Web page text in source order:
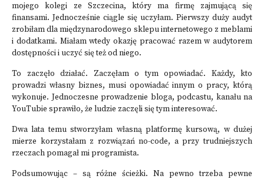
mojego kolegi ze Szczecina, który ma firmę zajmującą się
finansami. Jednocześnie ciągle się uczyłam. Pierwszy duży audyt
zrobiłam dla międzynarodowego sklepu internetowego z meblami
i dodatkami. Miałam wtedy okazję pracować razem w audytorem
dostępności i uczyć się też od niego.
To zaczęło działać. Zaczęłam o tym opowiadać. Każdy, kto
prowadzi własny biznes, musi opowiadać innym o pracy, którą
wykonuje. Jednoczesne prowadzenie bloga, podcastu, kanału na
YouTubie sprawiło, że ludzie zaczęli się tym interesować.
Dwa lata temu stworzyłam własną platformę kursową, w dużej
mierze korzystałam z rozwiązań no-code, a przy trudniejszych
rzeczach pomagał mi programista.
Podsumowując – są różne ścieżki. Na pewno trzeba pewne